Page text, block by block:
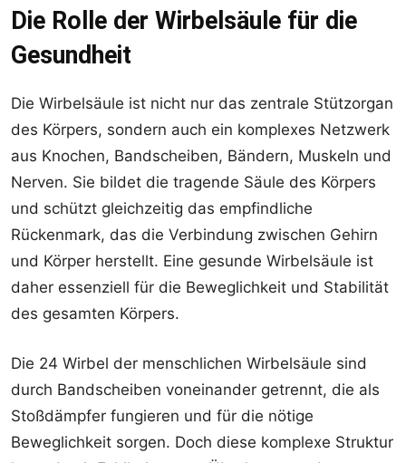
Die Rolle der Wirbelsäule für die
Gesundheit
Die Wirbelsäule ist nicht nur das zentrale Stützorgan
des Körpers, sondern auch ein komplexes Netzwerk
aus Knochen, Bandscheiben, Bändern, Muskeln und
Nerven. Sie bildet die tragende Säule des Körpers
und schützt gleichzeitig das empfindliche
Rückenmark, das die Verbindung zwischen Gehirn
und Körper herstellt. Eine gesunde Wirbelsäule ist
daher essenziell für die Beweglichkeit und Stabilität
des gesamten Körpers.
Die 24 Wirbel der menschlichen Wirbelsäule sind
durch Bandscheiben voneinander getrennt, die als
Stoßdämpfer fungieren und für die nötige
Beweglichkeit sorgen. Doch diese komplexe Struktur